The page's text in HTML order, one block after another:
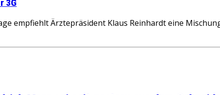
3G
empfiehlt Ärztepräsident Klaus Reinhardt eine